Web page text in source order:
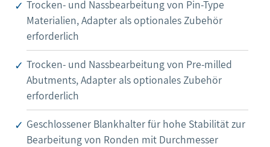
Trocken- und Nassbearbeitung von Pin-Type
Materialien, Adapter als optionales Zubehör
erforderlich
Trocken- und Nassbearbeitung von Pre-milled
Abutments, Adapter als optionales Zubehör
erforderlich
Geschlossener Blankhalter für hohe Stabilität zur
Bearbeitung von Ronden mit Durchmesser